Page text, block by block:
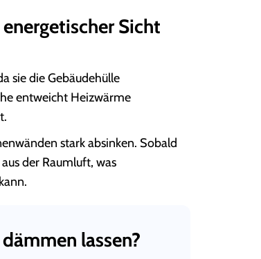
Sicht
sie die Gebäudehülle
entweicht Heizwärme
stark absinken. Sobald
der Raumluft, was
lassen?